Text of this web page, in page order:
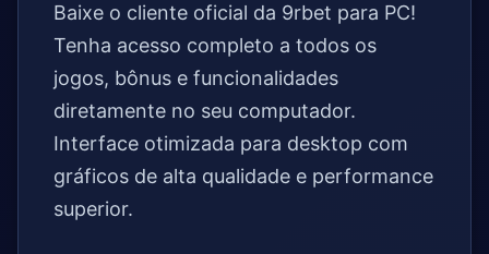
Baixe o cliente oficial da 9rbet para PC!
Tenha acesso completo a todos os
jogos, bônus e funcionalidades
diretamente no seu computador.
Interface otimizada para desktop com
gráficos de alta qualidade e performance
superior.